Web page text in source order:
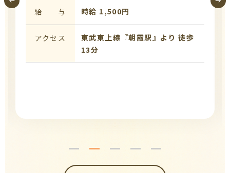
給 与 時給 1,500円
アクセス
東武東上線『朝霞駅』より 徒歩
13分